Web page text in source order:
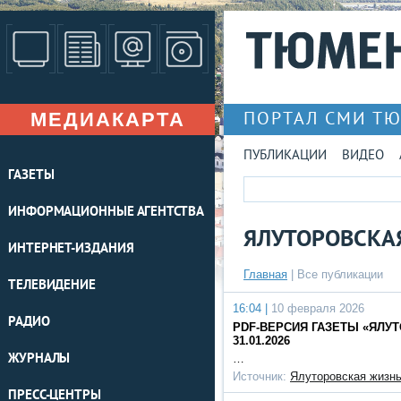
МЕДИАКАРТА
ГАЗЕТЫ
ИНФОРМАЦИОННЫЕ АГЕНТСТВА
ИНТЕРНЕТ-ИЗДАНИЯ
ТЕЛЕВИДЕНИЕ
РАДИО
ЖУРНАЛЫ
ПРЕСС-ЦЕНТРЫ
ПОРТАЛ СМИ
ПУБЛИКАЦИИ ВИДЕО
Главная Все публикации
16:04 |
10 февраля 2026
PDF-ВЕРСИЯ ГАЗЕТЫ
31.01.2026
…
Источник: Ялуторовская жизнь